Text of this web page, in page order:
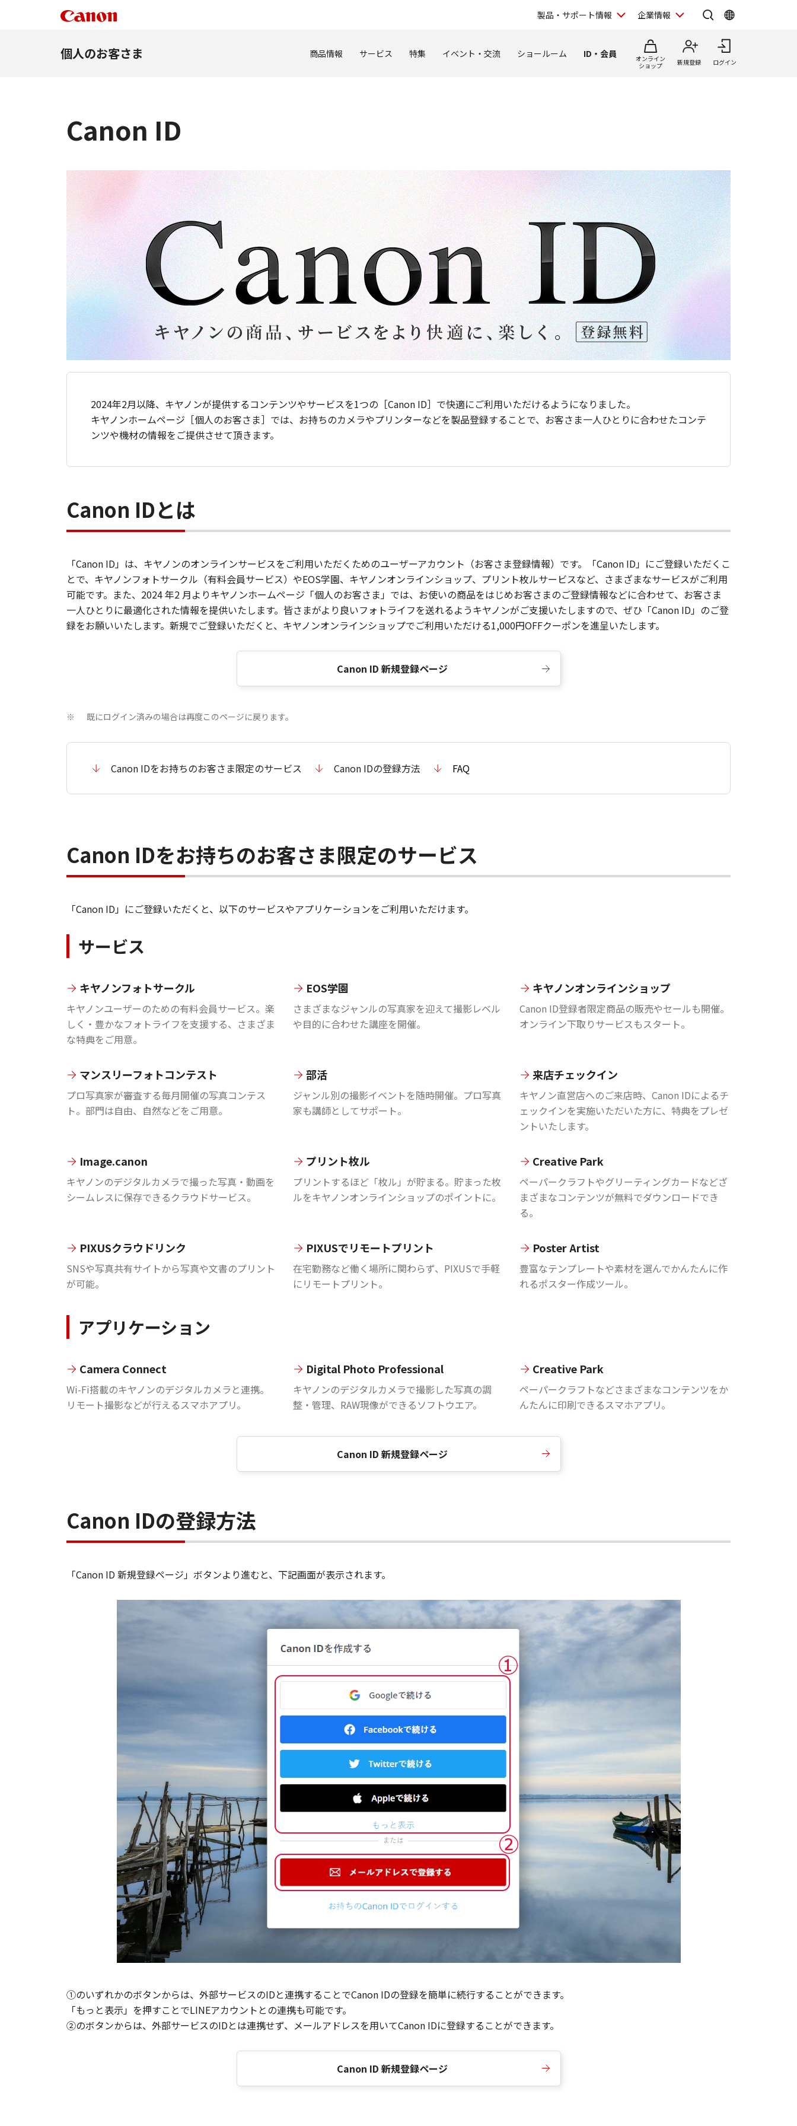
製品・サポート情報 企業情報
個人のお客さま 商品情報 サービス 特集 イベント・交流 ショールーム ID・会員
オンライン
ショップ
新規登録 ログイン
Canon ID
2024年2月以降、キヤノンが提供するコンテンツやサービスを1つの［Canon ID］で快適にご利用いただけるようになりました。
キヤノンホームページ［個人のお客さま］では、お持ちのカメラやプリンターなどを製品登録することで、お客さま一人ひとりに合わせたコンテ
ンツや機材の情報をご提供させて頂きます。
Canon IDとは
「Canon ID」は、キヤノンのオンラインサービスをご利用いただくためのユーザーアカウント（お客さま登録情報）です。「Canon ID」にご登録いただくこ
とで、キヤノンフォトサークル（有料会員サービス）やEOS学園、キヤノンオンラインショップ、プリント枚ルサービスなど、さまざまなサービスがご利用
可能です。また、2024 年2 月よりキヤノンホームページ「個人のお客さま」では、お使いの商品をはじめお客さまのご登録情報などに合わせて、お客さま
一人ひとりに最適化された情報を提供いたします。皆さまがより良いフォトライフを送れるようキヤノンがご支援いたしますので、ぜひ「Canon ID」のご登
録をお願いいたします。新規でご登録いただくと、キヤノンオンラインショップでご利用いただける1,000円OFFクーポンを進呈いたします。
Canon ID 新規登録ページ
※ 既にログイン済みの場合は再度このページに戻ります。
Canon IDをお持ちのお客さま限定のサービス Canon IDの登録方法 FAQ
Canon IDをお持ちのお客さま限定のサービス
「Canon ID」にご登録いただくと、以下のサービスやアプリケーションをご利用いただけます。
サービス
キヤノンフォトサークル
キヤノンユーザーのための有料会員サービス。楽
しく・豊かなフォトライフを支援する、さまざま
な特典をご用意。
EOS学園
さまざまなジャンルの写真家を迎えて撮影レベル
や目的に合わせた講座を開催。
キヤノンオンラインショップ
Canon ID登録者限定商品の販売やセールも開催。
オンライン下取りサービスもスタート。
マンスリーフォトコンテスト
プロ写真家が審査する毎月開催の写真コンテス
ト。部門は自由、自然などをご用意。
部活
ジャンル別の撮影イベントを随時開催。プロ写真
家も講師としてサポート。
来店チェックイン
キヤノン直営店へのご来店時、Canon IDによるチ
ェックインを実施いただいた方に、特典をプレゼ
ントいたします。
Image.canon
キヤノンのデジタルカメラで撮った写真・動画を
シームレスに保存できるクラウドサービス。
プリント枚ル
プリントするほど「枚ル」が貯まる。貯まった枚
ルをキヤノンオンラインショップのポイントに。
Creative Park
ペーパークラフトやグリーティングカードなどざ
まざまなコンテンツが無料でダウンロードでき
る。
PIXUSクラウドリンク
SNSや写真共有サイトから写真や文書のプリント
が可能。
PIXUSでリモートプリント
在宅勤務など働く場所に関わらず、PIXUSで手軽
にリモートプリント。
Poster Artist
豊富なテンプレートや素材を選んでかんたんに作
れるポスター作成ツール。
アプリケーション
Camera Connect
Wi-Fi搭載のキヤノンのデジタルカメラと連携。
リモート撮影などが行えるスマホアプリ。
Digital Photo Professional
キヤノンのデジタルカメラで撮影した写真の調
整・管理、RAW現像ができるソフトウエア。
Creative Park
ペーパークラフトなどさまざまなコンテンツをか
んたんに印刷できるスマホアプリ。
Canon ID 新規登録ページ
Canon IDの登録方法
「Canon ID 新規登録ページ」ボタンより進むと、下記画面が表示されます。
①のいずれかのボタンからは、外部サービスのIDと連携することでCanon IDの登録を簡単に続行することができます。
「もっと表示」を押すことでLINEアカウントとの連携も可能です。
②のボタンからは、外部サービスのIDとは連携せず、メールアドレスを用いてCanon IDに登録することができます。
Canon ID 新規登録ページ